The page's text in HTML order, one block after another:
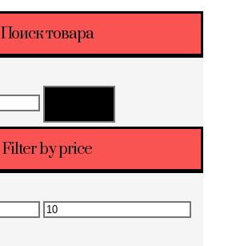
Поиск товара
Filter by price
Максимальная